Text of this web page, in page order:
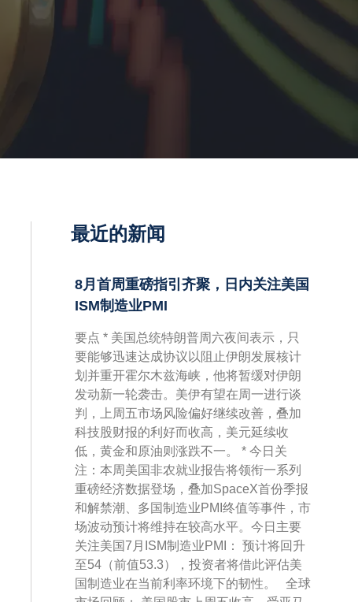
最近的新闻
8月首周重磅指引齐聚，日内关注美国
ISM制造业PMI
要点 * 美国总统特朗普周六夜间表示，只
要能够迅速达成协议以阻止伊朗发展核计
划并重开霍尔木兹海峡，他将暂缓对伊朗
发动新一轮袭击。美伊有望在周一进行谈
判，上周五市场风险偏好继续改善，叠加
科技股财报的利好而收高，美元延续收
低，黄金和原油则涨跌不一。 * 今日关
注：本周美国非农就业报告将领衔一系列
重磅经济数据登场，叠加SpaceX首份季报
和解禁潮、多国制造业PMI终值等事件，市
场波动预计将维持在较高水平。今日主要
关注美国7月ISM制造业PMI： 预计将回升
至54（前值53.3），投资者将借此评估美
国制造业在当前利率环境下的韧性。 全球